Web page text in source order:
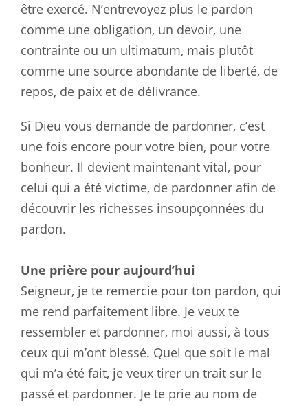
être exercé. N’entrevoyez plus le pardon
comme une obligation, un devoir, une
contrainte ou un ultimatum, mais plutôt
comme une source abondante de liberté, de
repos, de paix et de délivrance.
Si Dieu vous demande de pardonner, c’est
une fois encore pour votre bien, pour votre
bonheur. Il devient maintenant vital, pour
celui qui a été victime, de pardonner afin de
découvrir les richesses insoupçonnées du
pardon.
Une prière pour aujourd’hui
Seigneur, je te remercie pour ton pardon, qui
me rend parfaitement libre. Je veux te
ressembler et pardonner, moi aussi, à tous
ceux qui m’ont blessé. Quel que soit le mal
qui m’a été fait, je veux tirer un trait sur le
passé et pardonner. Je te prie au nom de